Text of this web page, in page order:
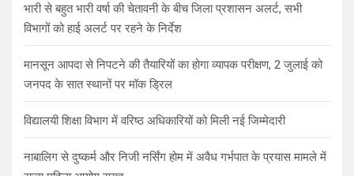
भारी से बहुत भारी वर्षा की चेतावनी के बीच जिला प्रशासन अलर्ट, सभी
विभागों को हाई अलर्ट पर रहने के निर्देश
मानसून आपदा से निपटने की तैयारियों का होगा व्यापक परीक्षण, 2 जुलाई को
जनपद के सात स्थानों पर मॉक ड्रिल
विद्यालयी शिक्षा विभाग में वरिष्ठ अधिकारियों को मिली नई जिम्मेदारी
नाबालिग से दुष्कर्म और निजी नर्सिंग होम में अवैध गर्भपात के प्रयास मामले में